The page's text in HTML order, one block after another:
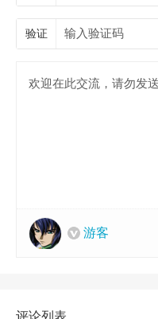
验证
游客
评论列表